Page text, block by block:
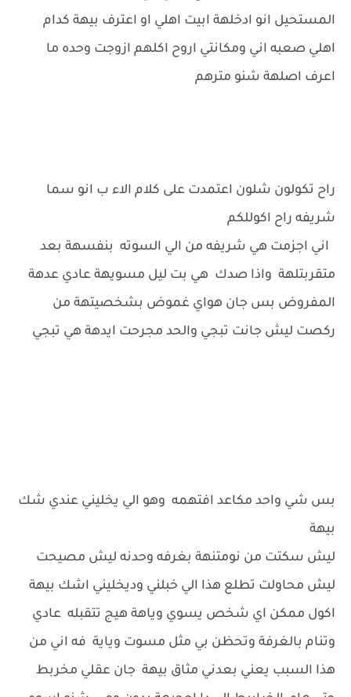
المستحيل انو ادخلهة ابيت اهلي او اعترف بيهة كدام
اهلي صعبه اني ومكانتي اروح اكلهم ازوجت وحده ما
اعرف اصلهة شنو مترهم
راح تكولون شلون اعتمدت على كلام الاء ب انو سما
شريفه راح اكوللكم
اني اجزمت هي شريفه من الي السوته بنفسهة بعد
متقربتلهة واذا صدك هي بت ليل مسويهة عادي عدهة
المفروض بس جان هواي غموض بشخصيتهة من
ركصت ليش جانت تبجي والحد مجرحت ايدهة هي تبجي
بس شي واحد مكاعد افتهمه وهو الي يخليني عندي شك
بيهة
ليش سكتت من نومتنهة بغرفه وحدنه ليش مصيحت
ليش محاولت تطلع هذا الي خبلني وديخليني اشك بيهة
اكول ممكن اي شخص يسوي وياهة هيج تتقبله عادي
وتنام بالغرفة وتحظن بي مثل مسوت وياية فه اني من
هذا السبب يعني بعدني مثاق بيهة جان عقلي مخربط